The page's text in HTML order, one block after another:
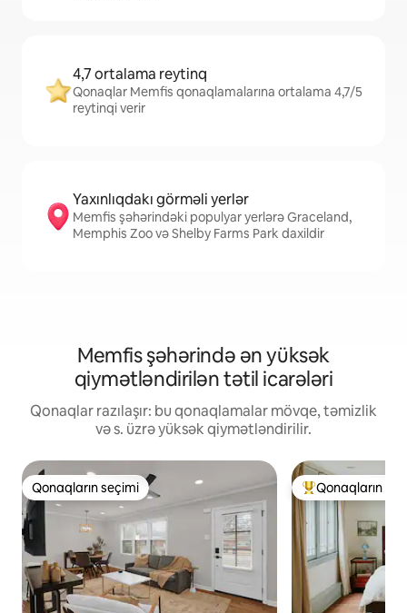
4,7 ortalama reytinq
Qonaqlar Memfis qonaqlamalarına ortalama 4,7/5
reytinqi verir
Yaxınlıqdakı görməli yerlər
Memfis şəhərindəki populyar yerlərə Graceland,
Memphis Zoo və Shelby Farms Park daxildir
Memfis şəhərində ən yüksək
qiymətləndirilən tətil icarələri
Qonaqlar razılaşır: bu qonaqlamalar mövqe, təmizlik
və s. üzrə yüksək qiymətləndirilir.
Qonaqların seçimi
Qonaqların seçimi Populyar
Qonaqların